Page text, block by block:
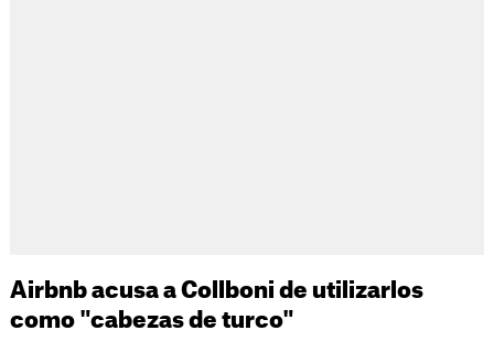
Airbnb acusa a Collboni de utilizarlos
como "cabezas de turco"